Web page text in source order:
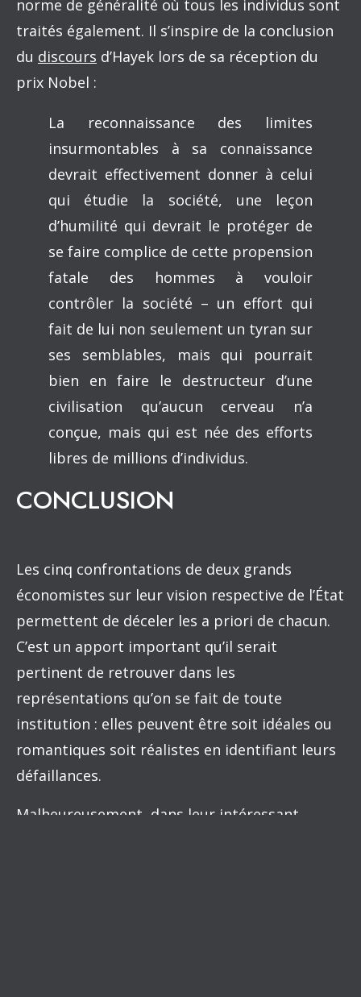
norme de généralité où tous les individus sont
traités également. Il s’inspire de la conclusion
du discours d’Hayek lors de sa réception du
prix Nobel :
La reconnaissance des limites
insurmontables à sa connaissance
devrait effectivement donner à celui
qui étudie la société, une leçon
d’humilité qui devrait le protéger de
se faire complice de cette propension
fatale des hommes à vouloir
contrôler la société – un effort qui
fait de lui non seulement un tyran sur
ses semblables, mais qui pourrait
bien en faire le destructeur d’une
civilisation qu’aucun cerveau n’a
conçue, mais qui est née des efforts
libres de millions d’individus.
CONCLUSION
Les cinq confrontations de deux grands
économistes sur leur vision respective de l’État
permettent de déceler les a priori de chacun.
C’est un apport important qu’il serait
pertinent de retrouver dans les
représentations qu’on se fait de toute
institution : elles peuvent être soit idéales ou
romantiques soit réalistes en identifiant leurs
défaillances.
Malheureusement, dans leur intéressant